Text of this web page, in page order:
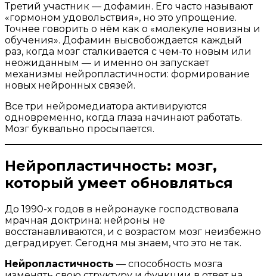
Третий участник — дофамин. Его часто называют
«гормоном удовольствия», но это упрощение.
Точнее говорить о нём как о «молекуле новизны и
обучения». Дофамин высвобождается каждый
раз, когда мозг сталкивается с чем-то новым или
неожиданным — и именно он запускает
механизмы нейропластичности: формирование
новых нейронных связей.
Все три нейромедиатора активируются
одновременно, когда глаза начинают работать.
Мозг буквально просыпается.
Нейропластичность: мозг,
который умеет обновляться
До 1990-х годов в нейронауке господствовала
мрачная доктрина: нейроны не
восстанавливаются, и с возрастом мозг неизбежно
деградирует. Сегодня мы знаем, что это не так.
Нейропластичность — способность мозга